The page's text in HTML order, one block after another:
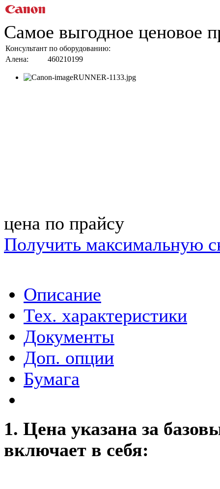
Самое выгодное ценовое
Консультант по оборудованию:
Алена:
460210199
цена по прайсу
Получить максимальную
Описание
Тех. характеристики
Документы
Доп. опции
Бумага
1. Цена указана за
включает в себя: